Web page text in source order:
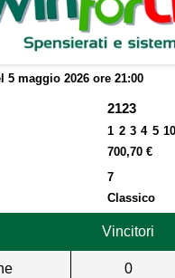
5 maggio 2026 ore 21:00
2123
1 2 3 4 5
700,70 €
7
Classico
Vincitori
0